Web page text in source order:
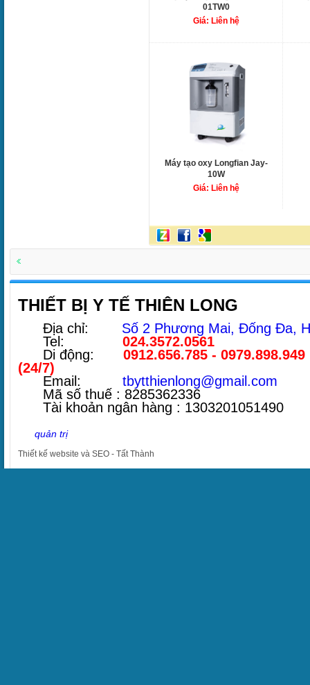
01TW0
Giá: Liên hệ
Máy tạo oxy Longfian Jay-
10W
Giá: Liên hệ
THIẾT BỊ Y TẾ THIÊN LONG
Địa chỉ: Số 2 Phương Mai, Đống Đa,
Tel: 024.3572.0561
Di động: 0912.656.785 - 0979.898.949
(24/7)
Email: tbytthienlong@gmail.com
Mã số thuế : 8285362336
Tài khoản ngân hàng : 1303201051490
quản trị
Thiết kế website và SEO - Tất Thành